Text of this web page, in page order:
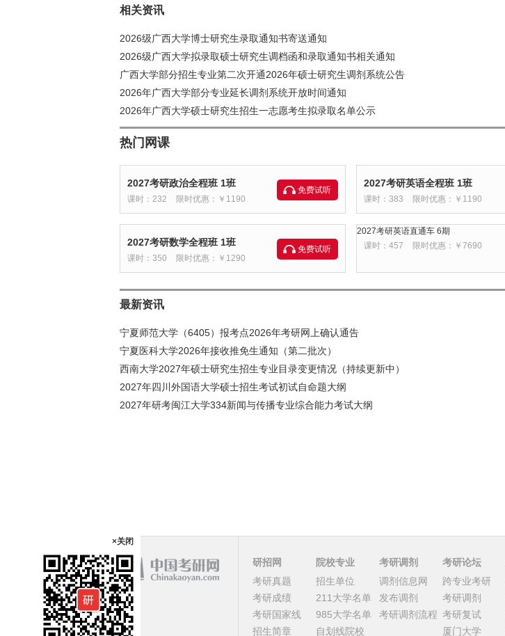
相关资讯
2026级广西大学博士研究生录取通知书寄送通知
2026级广西大学拟录取硕士研究生调档函和录取通知书相关通知
广西大学部分招生专业第二次开通2026年硕士研究生调剂系统公告
2026年广西大学部分专业延长调剂系统开放时间通知
2026年广西大学硕士研究生招生一志愿考生拟录取名单公示
热门网课
2027考研政治全程班 1班
课时：232 限时优惠：￥1190
免费试听
2027考研英语全程班 1班
课时：383 限时优惠：￥1190
2027考研数学全程班 1班
课时：350 限时优惠：￥1290
免费试听
2027考研英语直通车 6期
课时：457
限时优惠：￥7690
最新资讯
宁夏师范大学（6405）报考点2026年考研网上确认通告
宁夏医科大学2026年接收推免生通知（第二批次）
西南大学2027年硕士研究生招生专业目录变更情况（持续更新中）
2027年四川外国语大学硕士招生考试初试自命题大纲
2027年研考闽江大学334新闻与传播专业综合能力考试大纲
研招网
考研真题
考研成绩
考研国家线
招生简章
院校专业
招生单位
211大学名单
985大学名单
自划线院校
考研调剂
调剂信息网
发布调剂
考研调剂流程
考研论坛
跨专业考研
考研调剂
考研复试
厦门大学
×关闭
课程
顶部